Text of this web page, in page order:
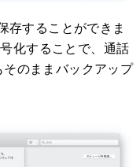
存することができま
化することで、通話
のままバックアップ